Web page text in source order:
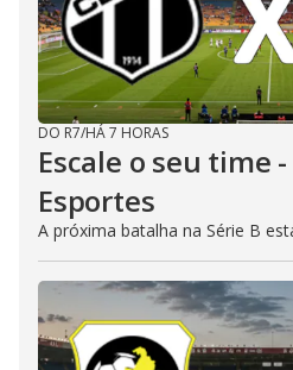
DO R7/HÁ 7 HORAS
Escale o seu time
Esportes
A próxima batalha na Série B